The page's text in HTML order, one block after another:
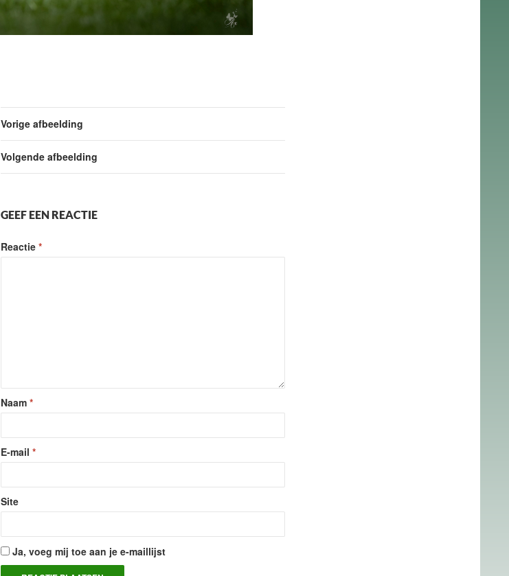
Vorige afbeelding
Volgende afbeelding
GEEF EEN REACTIE
Reactie *
Naam *
E-mail *
Site
Ja, voeg mij toe aan je e-maillijst